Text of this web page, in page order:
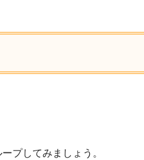
プしてみましょう。